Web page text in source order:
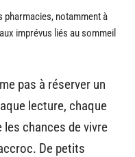
pharmacies, notamment à
imprévus liés au sommeil
pas à réserver un
lecture, chaque
les chances de vivre
De petits